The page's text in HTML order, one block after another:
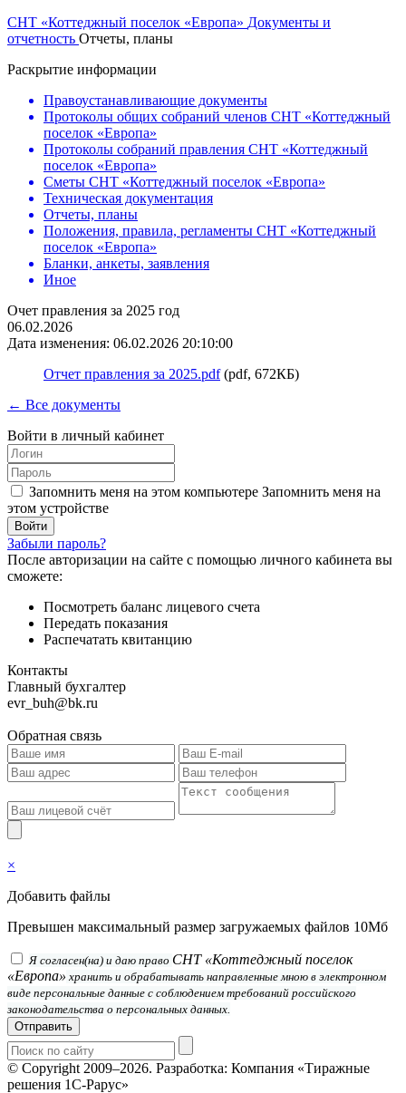
СНТ «Коттеджный поселок «Европа» Документы и
отчетность Отчеты, планы
Раскрытие информации
Правоустанавливающие документы
Протоколы общих собраний членов СНТ «Коттеджный
поселок «Европа»
Протоколы собраний правления СНТ «Коттеджный
поселок «Европа»
Сметы СНТ «Коттеджный поселок «Европа»
Техническая документация
Отчеты, планы
Положения, правила, регламенты СНТ «Коттеджный
поселок «Европа»
Бланки, анкеты, заявления
Иное
Очет правления за 2025 год
06.02.2026
Дата изменения: 06.02.2026 20:10:00
Отчет правления за 2025.pdf(pdf, 672КБ)
← Все документы
Войти в личный кабинет
Запомнить меня на этом компьютере Запомнить меня на
этом устройстве
Забыли пароль?
После авторизации на сайте с помощью личного кабинета вы
сможете:
Посмотреть баланс лицевого счета
Передать показания
Распечатать квитанцию
Контакты
Главный бухгалтер
evr_buh@bk.ru
Обратная связь
×
Добавить файлы
Превышен максимальный размер загружаемых файлов 10Мб
Я согласен(на) и даю право СНТ «Коттеджный поселок
«Европа» хранить и обрабатывать направленные мною в электронном
виде персональные данные с соблюдением требований российского
законодательства о персональных данных.
Отправить
© Copyright 2009–2026. Разработка: Компания «Тиражные
решения 1С-Рарус»